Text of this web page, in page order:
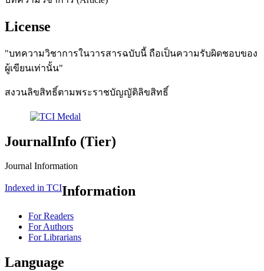
License
"บทความวิชาการในวารสารฉบับนี้ ถือเป็นความรับผิดชอบของ
ผู้เขียนเท่านั้น"
สงวนลิขสิทธิ์ตามพระราชบัญญัติลิขสิทธิ์
JournalInfo (Tier)
Journal Information
Indexed in TCIInformation
For Readers
For Authors
For Librarians
Language